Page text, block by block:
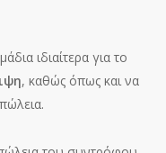
ιδιαίτερα για το
, καθώς όπως και να